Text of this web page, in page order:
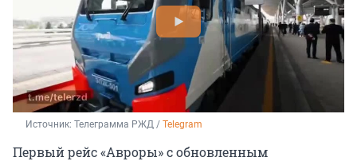
Источник: Телеграмма РЖД / Telegram
Первый рейс «Авроры» с обновленным